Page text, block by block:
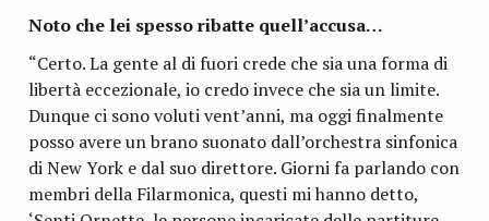
Noto che lei spesso ribatte quell’accusa…
“Certo. La gente al di fuori crede che sia una forma di
libertà ecce­zio­nale, io credo invece che sia un limite.
Dun­que ci sono voluti vent’anni, ma oggi final­mente
posso avere un brano suo­nato dall’orchestra sin­fo­nica
di New York e dal suo diret­tore. Giorni fa par­lando con
mem­bri della Filar­mo­nica, que­sti mi hanno detto,